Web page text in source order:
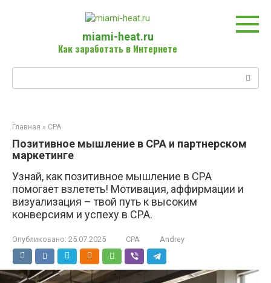
miami-heat.ru
Как заработать в Интернете
Главная » CPA
Позитивное мышление в CPA и партнерском
маркетинге
Узнай, как позитивное мышление в CPA
помогает взлететь! Мотивация, аффирмации и
визуализация – твой путь к высоким
конверсиям и успеху в CPA.
Опубликовано: 25.07.2025 CPA Andrey